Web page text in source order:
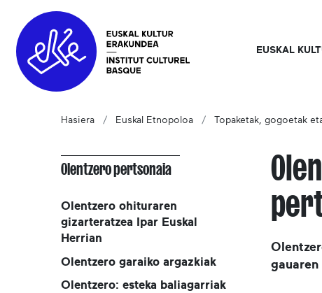
EUSKAL
Hasiera Euskal Etnopoloa Topaketak, gogoetak
Olentzero pertsonaia
Olentzero ohituraren
gizarteratzea Ipar Euskal
Herrian
Olentzero garaiko argazkiak
Olentzero: esteka baliagarriak